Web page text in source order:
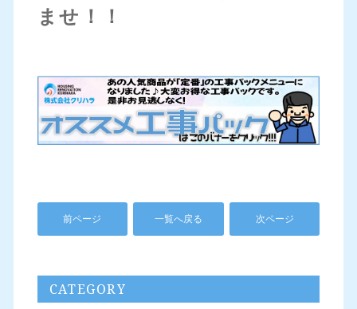
ませ！！
前ページ 一覧へ戻る 次ページ
CATEGORY